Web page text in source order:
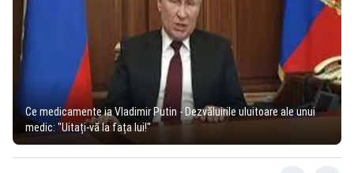
Ce medicamente ia Vladimir Putin - Dezvăluirile uluitoare ale unui
medic: "Uitați-vă la fața lui!"